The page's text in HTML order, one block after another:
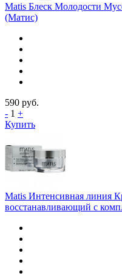
Matis Блеск Молодости
(Матис)
590 руб.
- 1 +
Купить
Matis Интенсивная линия
восстанавливающий с